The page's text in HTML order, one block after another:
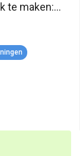
te maken: